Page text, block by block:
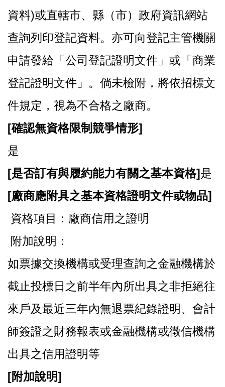
資料)或直轄市、縣（市）政府資訊網站
查詢列印登記資料。亦可向登記主管機關
申請發給「公司登記證明文件」或「商業
登記證明文件」。倘未檢附，將依招標文
件規定，視為不合格之廠商。
[確認無資格限制競爭情形]
是
[是否訂有與履約能力有關之基本資格]是
[廠商應附具之基本資格證明文件或物品]
資格項目：廠商信用之證明
附加說明：
如票據交換機構或受理查詢之金融機構於
截止投標日之前半年內所出具之非拒絕往
來戶及最近三年內無退票紀錄證明、會計
師簽證之財務報表或金融機構或徵信機構
出具之信用證明等
[附加說明]